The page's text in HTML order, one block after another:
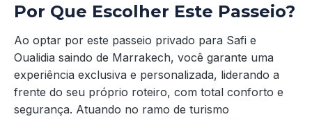
Por Que Escolher Este Passeio?
Ao optar por este passeio privado para Safi e
Oualidia saindo de Marrakech, você garante uma
experiência exclusiva e personalizada, liderando a
frente do seu próprio roteiro, com total conforto e
segurança. Atuando no ramo de turismo